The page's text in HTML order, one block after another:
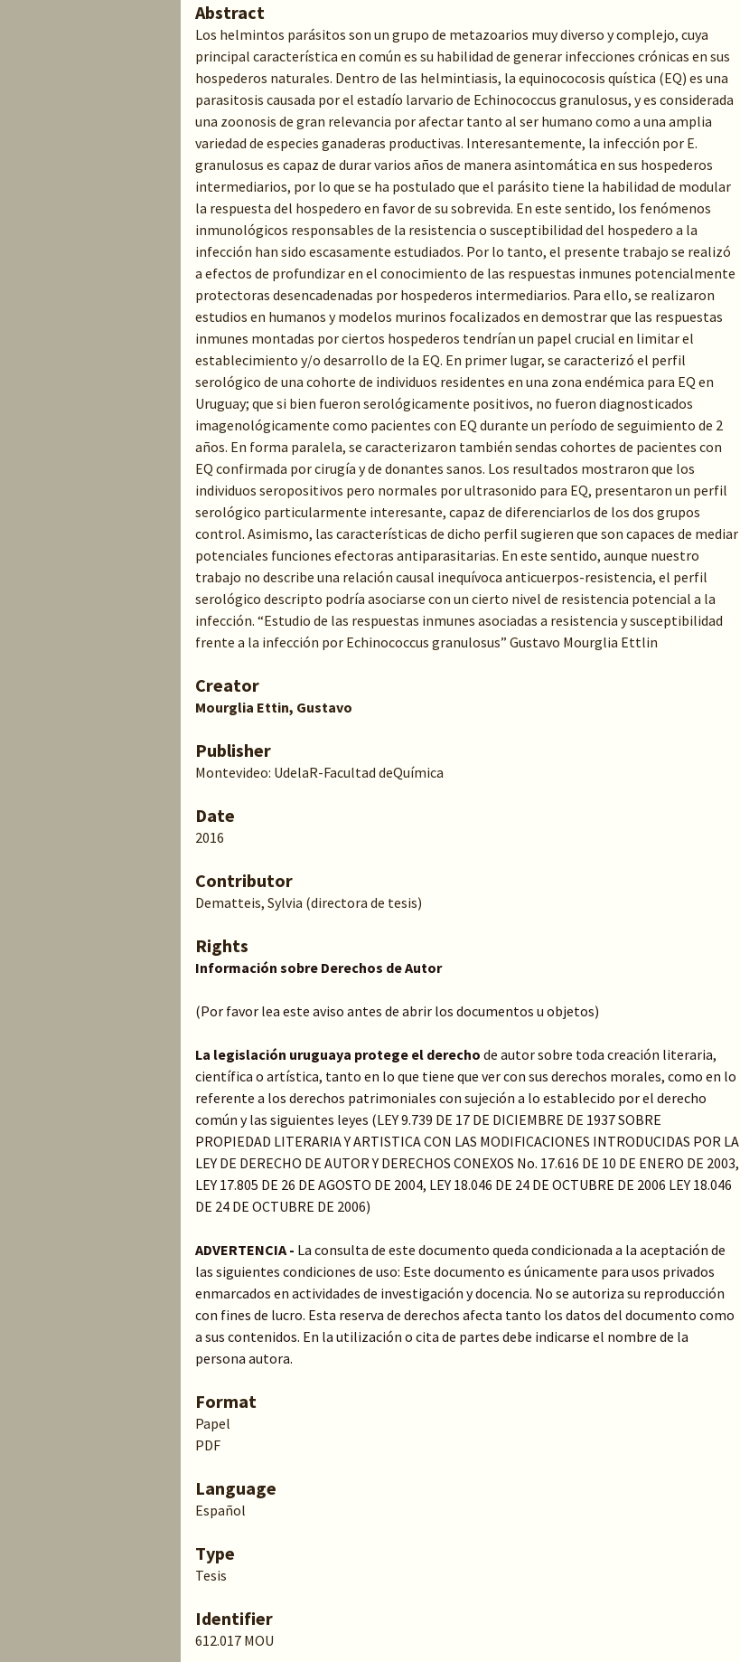
Abstract
Los helmintos parásitos son un grupo de metazoarios muy diverso y complejo, cuya
principal característica en común es su habilidad de generar infecciones crónicas en sus
hospederos naturales. Dentro de las helmintiasis, la equinococosis quística (EQ) es una
parasitosis causada por el estadío larvario de Echinococcus granulosus, y es considerada
una zoonosis de gran relevancia por afectar tanto al ser humano como a una amplia
variedad de especies ganaderas productivas. Interesantemente, la infección por E.
granulosus es capaz de durar varios años de manera asintomática en sus hospederos
intermediarios, por lo que se ha postulado que el parásito tiene la habilidad de modular
la respuesta del hospedero en favor de su sobrevida. En este sentido, los fenómenos
inmunológicos responsables de la resistencia o susceptibilidad del hospedero a la
infección han sido escasamente estudiados. Por lo tanto, el presente trabajo se realizó
a efectos de profundizar en el conocimiento de las respuestas inmunes potencialmente
protectoras desencadenadas por hospederos intermediarios. Para ello, se realizaron
estudios en humanos y modelos murinos focalizados en demostrar que las respuestas
inmunes montadas por ciertos hospederos tendrían un papel crucial en limitar el
establecimiento y/o desarrollo de la EQ. En primer lugar, se caracterizó el perfil
serológico de una cohorte de individuos residentes en una zona endémica para EQ en
Uruguay; que si bien fueron serológicamente positivos, no fueron diagnosticados
imagenológicamente como pacientes con EQ durante un período de seguimiento de 2
años. En forma paralela, se caracterizaron también sendas cohortes de pacientes con
EQ confirmada por cirugía y de donantes sanos. Los resultados mostraron que los
individuos seropositivos pero normales por ultrasonido para EQ, presentaron un perfil
serológico particularmente interesante, capaz de diferenciarlos de los dos grupos
control. Asimismo, las características de dicho perfil sugieren que son capaces de mediar
potenciales funciones efectoras antiparasitarias. En este sentido, aunque nuestro
trabajo no describe una relación causal inequívoca anticuerpos-resistencia, el perfil
serológico descripto podría asociarse con un cierto nivel de resistencia potencial a la
infección. “Estudio de las respuestas inmunes asociadas a resistencia y susceptibilidad
frente a la infección por Echinococcus granulosus” Gustavo Mourglia Ettlin
Creator
Mourglia Ettin, Gustavo
Publisher
Montevideo: UdelaR-Facultad deQuímica
Date
2016
Contributor
Dematteis, Sylvia (directora de tesis)
Rights
Información sobre Derechos de Autor
(Por favor lea este aviso antes de abrir los documentos u objetos)
La legislación uruguaya protege el derecho de autor sobre toda creación literaria,
científica o artística, tanto en lo que tiene que ver con sus derechos morales, como en lo
referente a los derechos patrimoniales con sujeción a lo establecido por el derecho
común y las siguientes leyes (LEY 9.739 DE 17 DE DICIEMBRE DE 1937 SOBRE
PROPIEDAD LITERARIA Y ARTISTICA CON LAS MODIFICACIONES INTRODUCIDAS POR LA
LEY DE DERECHO DE AUTOR Y DERECHOS CONEXOS No. 17.616 DE 10 DE ENERO DE 2003,
LEY 17.805 DE 26 DE AGOSTO DE 2004, LEY 18.046 DE 24 DE OCTUBRE DE 2006 LEY 18.046
DE 24 DE OCTUBRE DE 2006)
ADVERTENCIA - La consulta de este documento queda condicionada a la aceptación de
las siguientes condiciones de uso: Este documento es únicamente para usos privados
enmarcados en actividades de investigación y docencia. No se autoriza su reproducción
con fines de lucro. Esta reserva de derechos afecta tanto los datos del documento como
a sus contenidos. En la utilización o cita de partes debe indicarse el nombre de la
persona autora.
Format
Papel
PDF
Language
Español
Type
Tesis
Identifier
612.017 MOU